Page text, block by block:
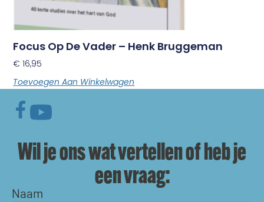
Focus Op De Vader – Henk Bruggeman
€ 16,95
Toevoegen Aan Winkelwagen
Wil je ons wat vertellen of heb je
een vraag:
Naam